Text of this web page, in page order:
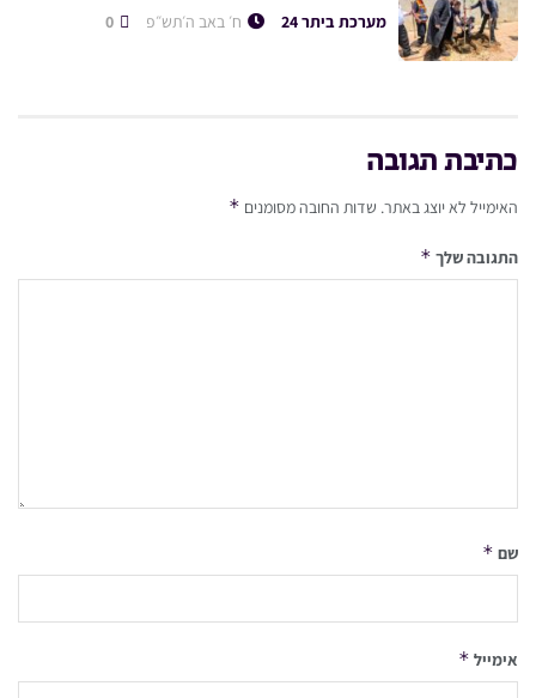
מערכת ביתר 24 ח׳ באב ה׳תש״פ
כתיבת תגובה
האימייל לא יוצג באתר. שדות החובה מסומנים *
התגובה שלך *
שם *
אימייל *